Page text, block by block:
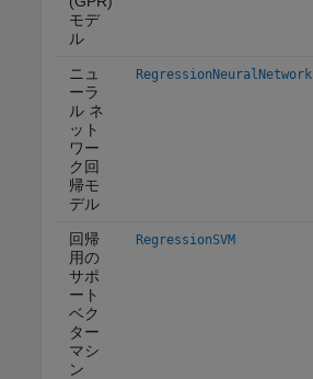
モデ
ル
ニュ
ーラ
ル ネ
ット
ワー
ク回
帰モ
デル
RegressionNeuralNetwork
回帰
用の
サポ
ート
ベク
ター
マシ
ン
RegressionSVM